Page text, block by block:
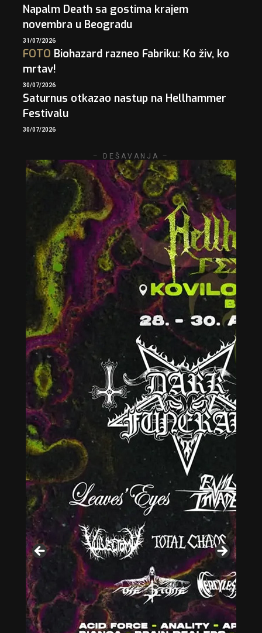
Napalm Death sa gostima krajem
novembra u Beogradu
31/07/2026
FOTO Biohazard razneo Fabriku: Ko živ, ko
mrtav!
30/07/2026
Saturnus otkazao nastup na Hellhammer
Festivalu
30/07/2026
– DEŠAVANJA –